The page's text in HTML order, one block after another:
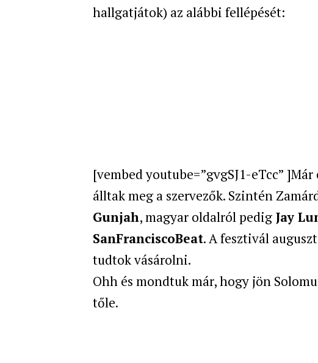
hallgatjátok) az alábbi fellépését:
[vembed youtube=”gvgSJ1-eTcc”
álltak meg a szervezők. Szintén
Gunjah, magyar oldalról pedig Jay
SanFranciscoBeat. A fesztivál
tudtok vásárolni.
Ohh és mondtuk már, hogy jön
tőle.